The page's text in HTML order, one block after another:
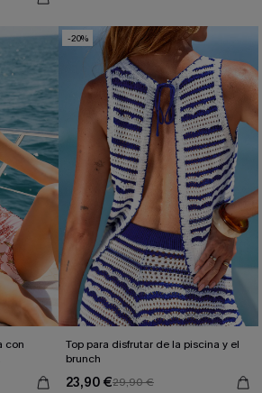
con
-20%
Top para disfrutar de la piscina y el
brunch
23,90 €29,90 €